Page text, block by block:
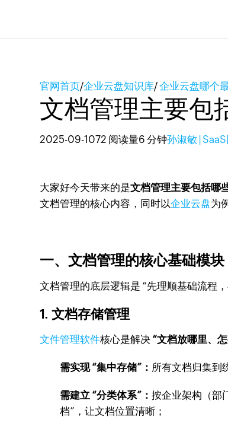
官网首页/企业云盘知识库/企业云盘哪个
文档管理主要包
2025-09-1072 阅读量6 分钟孙淑敏 |
大家好今天带来的是文档管理主要包括哪
文档管理的核心内容，同时以企业云盘为
一、文档管理的核心基础模块
文档管理的底层逻辑是 “先理顺基础流程
1. 文档存储管理
文件管理软件核心是解决 “文档放哪里、
需实现 “集中存储”： 所有文档归集到
需建立 “分类体系”：按企业架构（部
档”，让文档位置清晰；